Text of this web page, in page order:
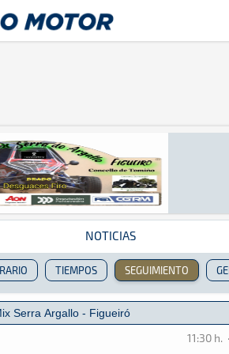
del motor desde 1999
Rally
NOTICIAS
TIEMPOS SEGUIMIENTO
11:30 h. ·